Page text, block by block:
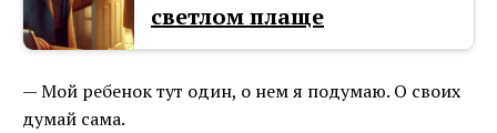
светлом плаще
— Мой ребенок тут один, о нем я подумаю. О своих
думай сама.